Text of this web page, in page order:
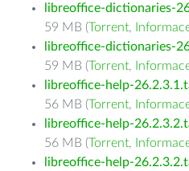
libreoffice-dictionaries-
59 MB (Torrent,
libreoffice-dictionaries-
59 MB (Torrent,
libreoffice-help-
56 MB (Torrent,
libreoffice-help-
56 MB (Torrent,
libreoffice-help-